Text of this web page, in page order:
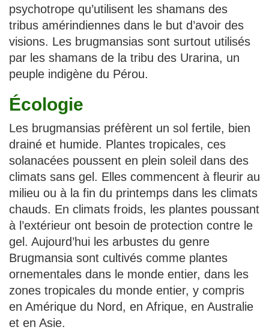
psychotrope qu’utilisent les shamans des
tribus amérindiennes dans le but d’avoir des
visions. Les brugmansias sont surtout utilisés
par les shamans de la tribu des Urarina, un
peuple indigène du Pérou.
Écologie
Les brugmansias préfèrent un sol fertile, bien
drainé et humide. Plantes tropicales, ces
solanacées poussent en plein soleil dans des
climats sans gel. Elles commencent à fleurir au
milieu ou à la fin du printemps dans les climats
chauds. En climats froids, les plantes poussant
à l’extérieur ont besoin de protection contre le
gel. Aujourd’hui les arbustes du genre
Brugmansia sont cultivés comme plantes
ornementales dans le monde entier, dans les
zones tropicales du monde entier, y compris
en Amérique du Nord, en Afrique, en Australie
et en Asie.